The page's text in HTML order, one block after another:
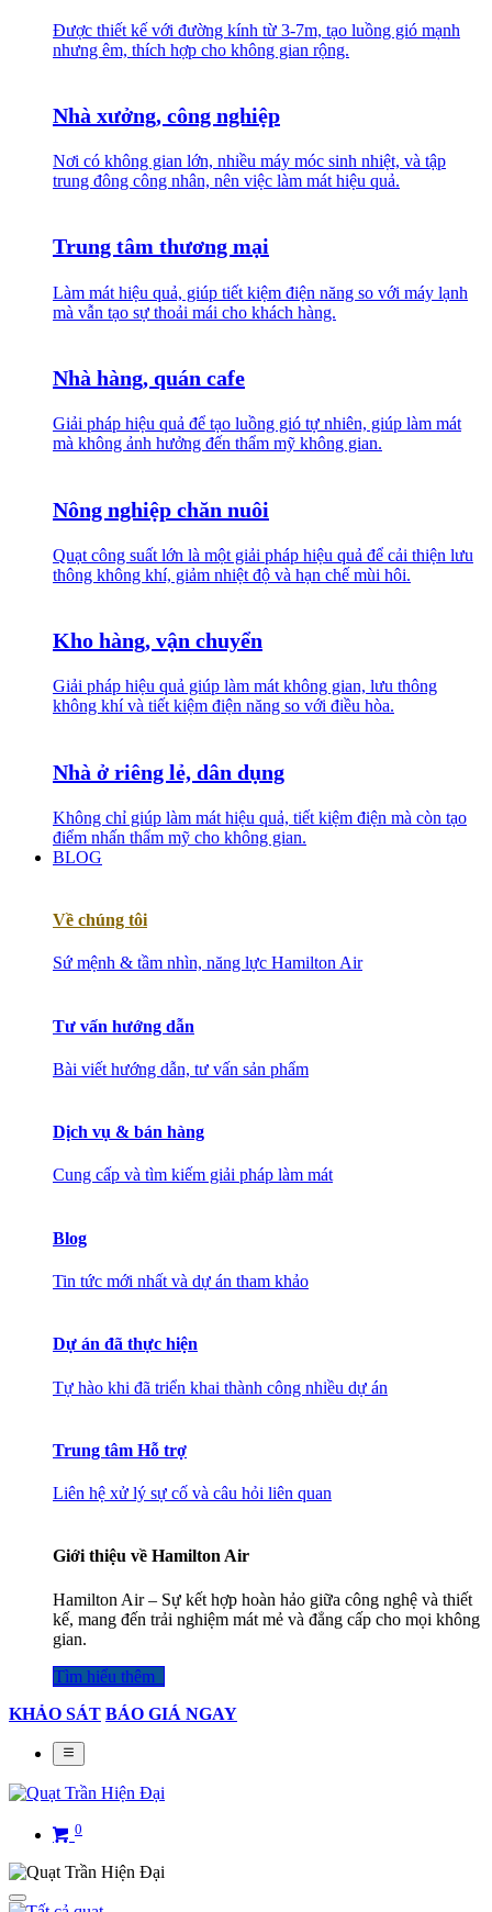
Được thiết kế với đường kính từ 3-7m, tạo luồng gió mạnh
nhưng êm, thích hợp cho không gian rộng.
Nhà xưởng, công nghiệp
Nơi có không gian lớn, nhiều máy móc sinh nhiệt, và tập
trung đông công nhân, nên việc làm mát hiệu quả.
Trung tâm thương mại
Làm mát hiệu quả, giúp tiết kiệm điện năng so với máy lạnh
mà vẫn tạo sự thoải mái cho khách hàng.
Nhà hàng, quán cafe
Giải pháp hiệu quả để tạo luồng gió tự nhiên, giúp làm mát
mà không ảnh hưởng đến thẩm mỹ không gian.
Nông nghiệp chăn nuôi
Quạt công suất lớn là một giải pháp hiệu quả để cải thiện lưu
thông không khí, giảm nhiệt độ và hạn chế mùi hôi.
Kho hàng, vận chuyển
Giải pháp hiệu quả giúp làm mát không gian, lưu thông
không khí và tiết kiệm điện năng so với điều hòa.
Nhà ở riêng lẻ, dân dụng
Không chỉ giúp làm mát hiệu quả, tiết kiệm điện mà còn tạo
điểm nhấn thẩm mỹ cho không gian.
BLOG
Về chúng tôi
Sứ mệnh & tầm nhìn, năng lực Hamilton Air
Tư vấn hướng dẫn
Bài viết hướng dẫn, tư vấn sản phẩm
Dịch vụ & bán hàng
Cung cấp và tìm kiếm giải pháp làm mát
Blog
Tin tức mới nhất và dự án tham khảo
Dự án đã thực hiện
Tự hào khi đã triển khai thành công nhiều dự án
Trung tâm Hỗ trợ
Liên hệ xử lý sự cố và câu hỏi liên quan
Giới thiệu về Hamilton Air
Hamilton Air – Sự kết hợp hoàn hảo giữa công nghệ và thiết
kế, mang đến trải nghiệm mát mẻ và đẳng cấp cho mọi không
gian.
Tìm hiểu thêm​​​​​​​​
KHẢO SÁT BÁO GIÁ NGAY
0